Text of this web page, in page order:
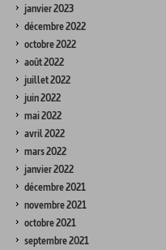
janvier 2023
décembre 2022
octobre 2022
août 2022
juillet 2022
juin 2022
mai 2022
avril 2022
mars 2022
janvier 2022
décembre 2021
novembre 2021
octobre 2021
septembre 2021